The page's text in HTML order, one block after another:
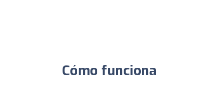
Cómo funciona